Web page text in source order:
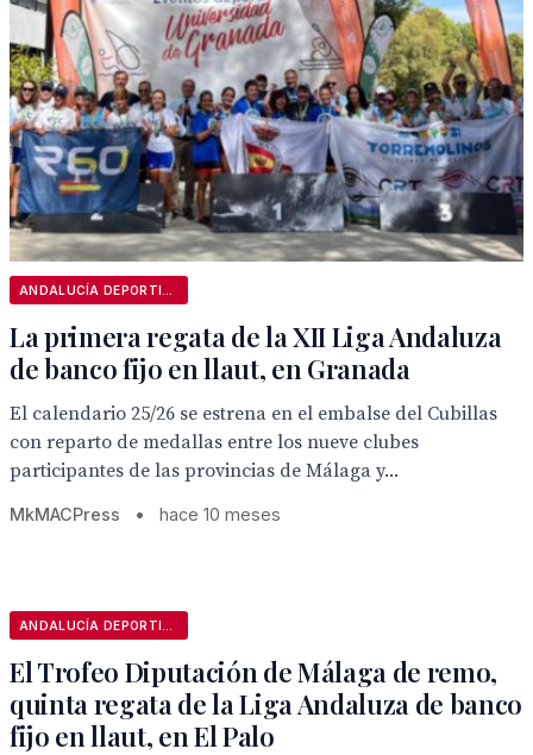
La primera regata de la XII Liga Andaluza
de banco fijo en llaut, en Granada
El calendario 25/26 se estrena en el embalse del Cubillas
con reparto de medallas entre los nueve clubes
participantes de las provincias de Málaga y...
MkMACPress • hace 10 meses
El Trofeo Diputación de Málaga de remo,
quinta regata de la Liga Andaluza de banco
fijo en llaut, en El Palo